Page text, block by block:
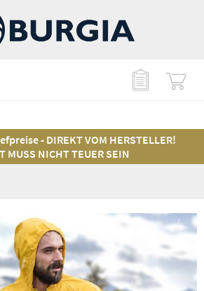
- DIREKT VOM HERSTELLER!
MUSS NICHT TEUER SEIN